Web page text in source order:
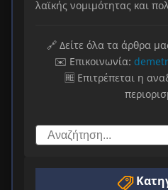
λαϊκής νομιμότητας και
🔗 Δείτε όλα τα άρθρα
✉️ Επικοινωνία:
🆓 Επιτρέπεται η